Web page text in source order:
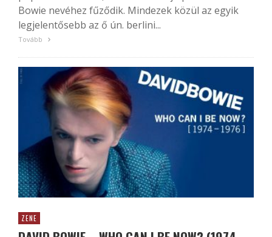
Bowie nevéhez fűződik. Mindezek közül az egyik
legjelentősebb az ő ún. berlini...
Tovább
ZENE